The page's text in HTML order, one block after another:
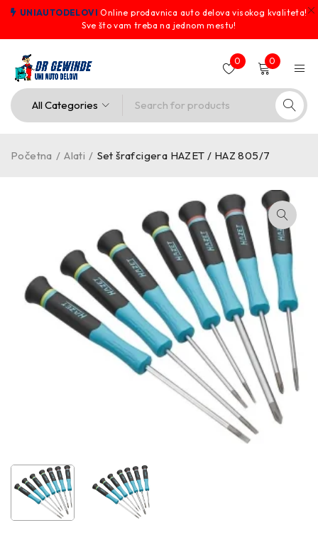
UNIAUTODELOVI Online prodavnica auto delova visokog kvaliteta!
Sve što vam treba na jednom mestu!
0 0
Početna / Alati / Set šrafcigera HAZET / HAZ 805/7